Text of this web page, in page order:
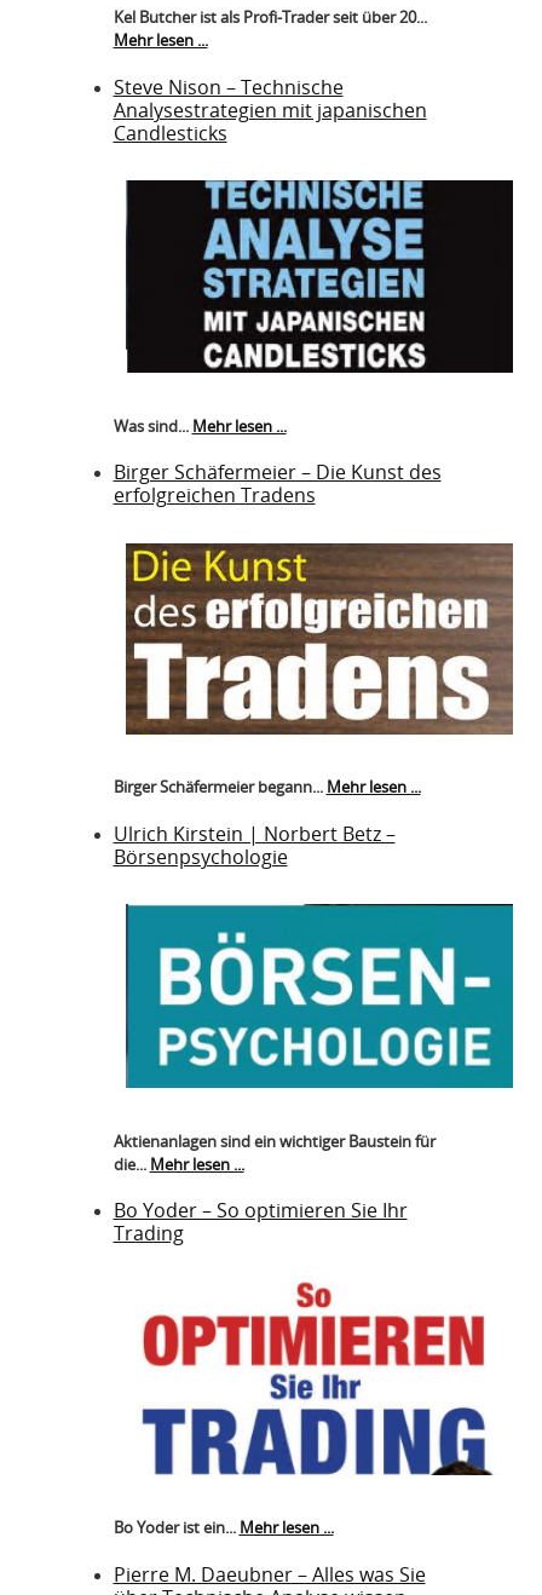
Kel Butcher ist als Profi-Trader seit über 20...
Mehr lesen ...
Steve Nison – Technische
Analysestrategien mit japanischen
Candlesticks
Was sind... Mehr lesen ...
Birger Schäfermeier – Die Kunst des
erfolgreichen Tradens
Birger Schäfermeier begann... Mehr lesen ...
Ulrich Kirstein | Norbert Betz –
Börsenpsychologie
Aktienanlagen sind ein wichtiger Baustein für
die... Mehr lesen ...
Bo Yoder – So optimieren Sie Ihr
Trading
Bo Yoder ist ein... Mehr lesen ...
Pierre M. Daeubner – Alles was Sie